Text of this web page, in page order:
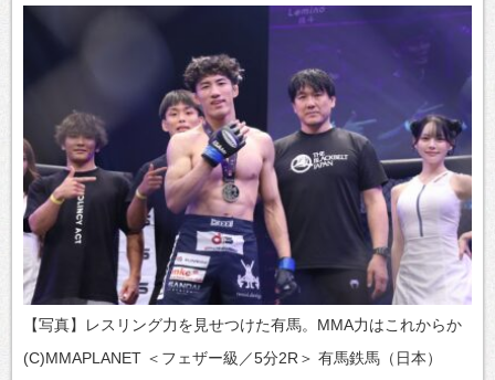
【写真】レスリング力を見せつけた有馬。MMA力はこれからか
(C)MMAPLANET ＜フェザー級／5分2R＞ 有馬鉄馬（日本）